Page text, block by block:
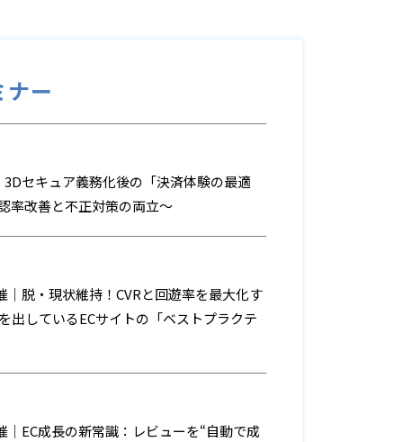
ー
セキュア義務化後の「決済体験の最適
率改善と不正対策の両立〜
｜脱・現状維持！CVRと回遊率を最大化す
出しているECサイトの「ベストプラクテ
｜EC成長の新常識：レビューを“自動で成